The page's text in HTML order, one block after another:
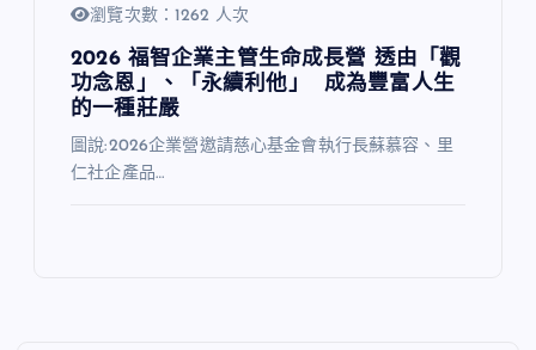
瀏覽次數：1262 人次
2026 福智企業主管生命成長營 透由「觀
功念恩」、「永續利他」 成為豐富人生
的一種莊嚴
圖說:2026企業營邀請慈心基金會執行長蘇慕容、里
仁社企產品…